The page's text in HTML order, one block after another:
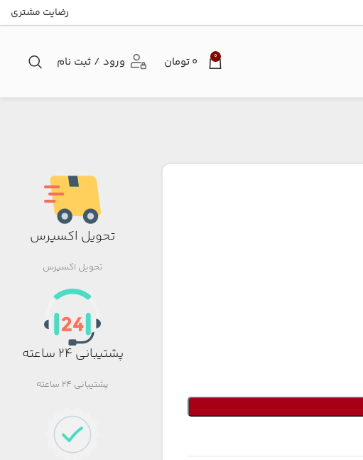
رضایت مشتری
0 ۰تومان ورود / ثبت نام
تحویل اکسپرس
تحویل اکسپرس
پشتیبانی 24 ساعته
پشتیبانی 24 ساعته